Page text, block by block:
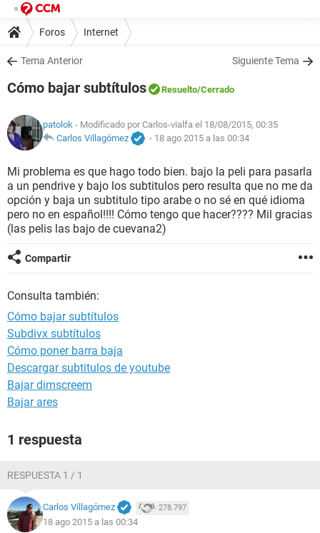
Foros Internet
Tema Anterior Siguiente Tema
Cómo bajar subtítulos Resuelto/Cerrado
patolok - Modificado por Carlos-vialfa el 18/08/2015, 00:35
Carlos Villagómez
- 18 ago 2015 a las 00:34
Mi problema es que hago todo bien. bajo la peli para pasarla
a un pendrive y bajo los subtitulos pero resulta que no me da
opción y baja un subtitulo tipo arabe o no sé en qué idioma
pero no en español!!!! Cómo tengo que hacer???? Mil gracias
(las pelis las bajo de cuevana2)
Compartir
Consulta también:
Cómo bajar subtítulos
Subdivx subtítulos
Cómo poner barra baja
Descargar subtitulos de youtube
Bajar dimscreem
Bajar ares
1 respuesta
RESPUESTA 1 / 1
Carlos Villagómez 278.797
18 ago 2015 a las 00:34